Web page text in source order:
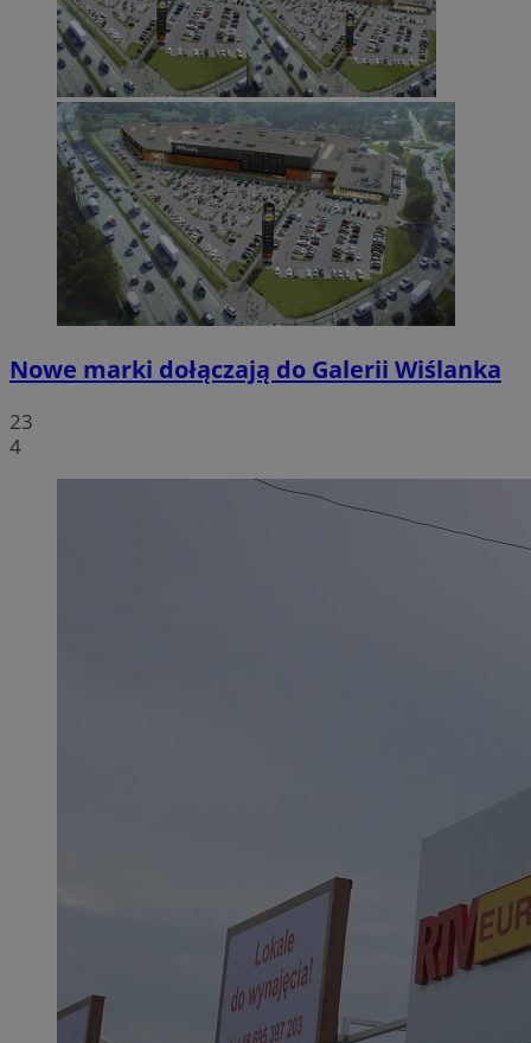
Nowe marki dołączają do Galerii Wiślanka
23
4